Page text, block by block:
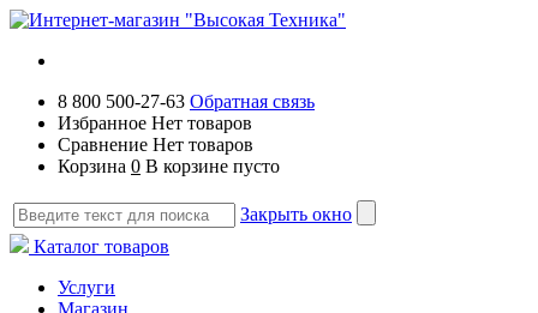
8 800 500-27-63 Обратная связь
Избранное Нет товаров
Сравнение Нет товаров
Корзина 0 В корзине пусто
Закрыть окно
Каталог товаров
Услуги
Магазин